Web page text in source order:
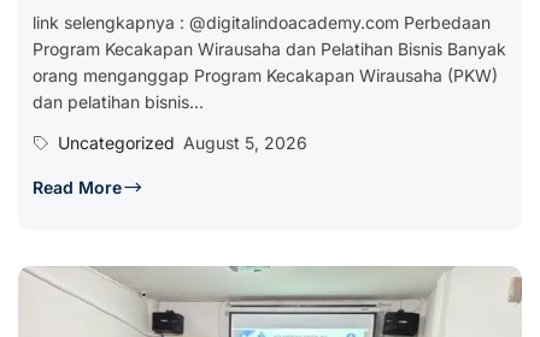
link selengkapnya : @digitalindoacademy.com Perbedaan
Program Kecakapan Wirausaha dan Pelatihan Bisnis Banyak
orang menganggap Program Kecakapan Wirausaha (PKW)
dan pelatihan bisnis...
Uncategorized August 5, 2026
Read More